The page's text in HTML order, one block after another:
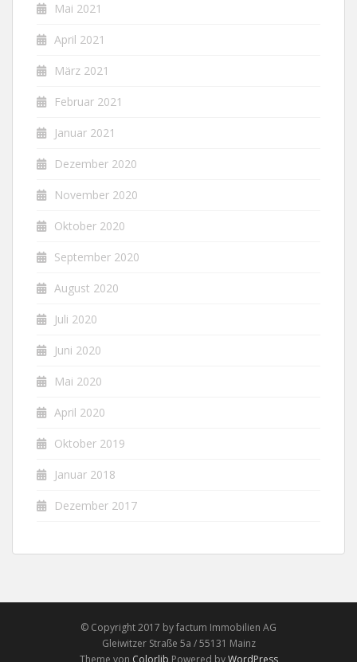
Mai 2021
April 2021
März 2021
Februar 2021
Januar 2021
Dezember 2020
November 2020
Oktober 2020
September 2020
August 2020
Juli 2020
Juni 2020
Mai 2020
April 2020
Oktober 2019
Januar 2018
Dezember 2017
© Copyright 2017 by factum Immobilien AG
Gleiwitzer Straße 5a / 55131 Mainz
Theme von Colorlib Powered byWordPress